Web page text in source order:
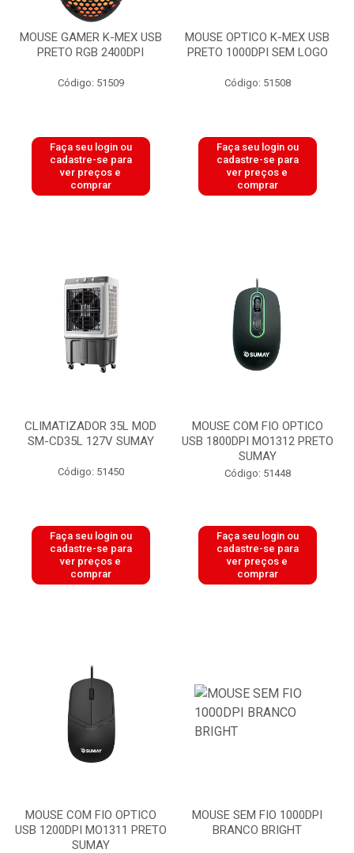
MOUSE GAMER K-MEX USB
PRETO RGB 2400DPI
Código: 51509
Faça seu login ou
cadastre-se para
ver preços e
comprar
MOUSE OPTICO K-MEX USB
PRETO 1000DPI SEM LOGO
Código: 51508
Faça seu login ou
cadastre-se para
ver preços e
comprar
CLIMATIZADOR 35L MOD
SM-CD35L 127V SUMAY
Código: 51450
Faça seu login ou
cadastre-se para
ver preços e
comprar
MOUSE COM FIO OPTICO
USB 1800DPI MO1312 PRETO
SUMAY
Código: 51448
Faça seu login ou
cadastre-se para
ver preços e
comprar
MOUSE COM FIO OPTICO
USB 1200DPI MO1311 PRETO
SUMAY
MOUSE SEM FIO 1000DPI
BRANCO BRIGHT